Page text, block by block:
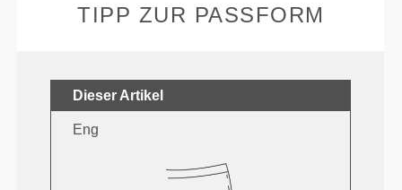
TIPP ZUR PASSFORM
Dieser Artikel
Eng